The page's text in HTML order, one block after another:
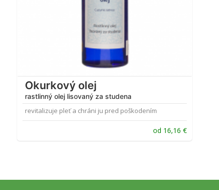
Okurkový olej
rastlinný olej lisovaný za studena
revitalizuje pleť a chráni ju pred poškodením
od 16,16 €